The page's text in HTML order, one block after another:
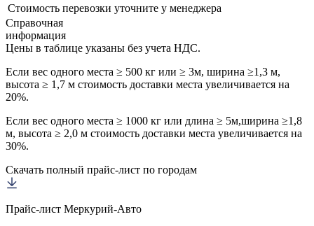
Стоимость перевозки уточните у менеджера
Справочная
информация
Цены в таблице указаны без учета НДС.
Если вес одного места ≥ 500 кг или ≥ 3м, ширина ≥1,3 м,
высота ≥ 1,7 м стоимость доставки места увеличивается на
20%.
Если вес одного места ≥ 1000 кг или длина ≥ 5м,ширина ≥1,8
м, высота ≥ 2,0 м стоимость доставки места увеличивается на
30%.
Скачать полный прайс-лист по городам
Прайс-лист Меркурий-Авто